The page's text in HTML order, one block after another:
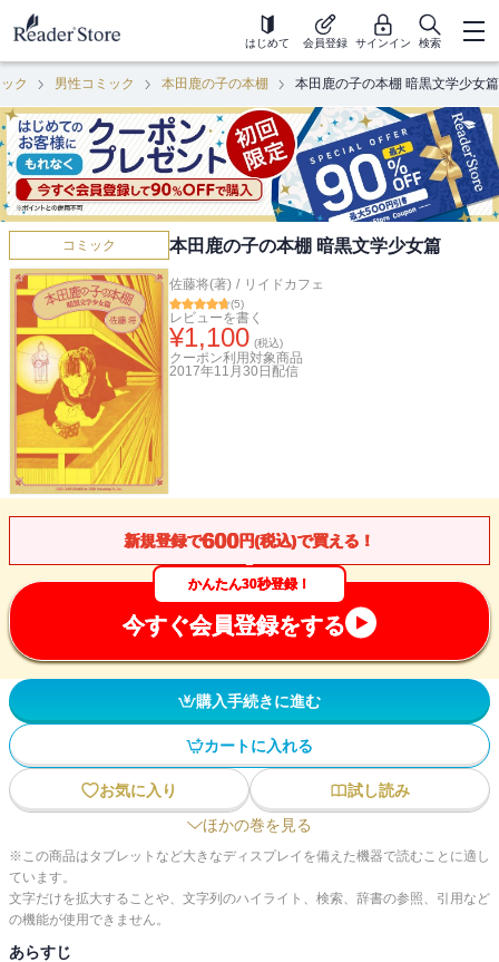
はじめて 会員登録 サインイン 検索
ク 男性コミック 本田鹿の子の本棚 本田鹿の子の本棚 暗黒文学少女篇
コミック 本田鹿の子の本棚 暗黒文学少女篇
佐藤将(著) / リイドカフェ
(5)
レビューを書く
¥1,100 (税込)
クーポン利用対象商品
2017年11月30日 配信
新規登録で600円(税込)で買える！
かんたん30秒登録！
今すぐ会員登録をする
購入手続きに進む
カートに入れる
お気に入り
試し読み
ほかの巻を見る
※この商品はタブレットなど大きなディスプレイを備えた機器で読むことに適し
ています。
文字だけを拡大することや、文字列のハイライト、検索、辞書の参照、引用など
の機能が使用できません。
あらすじ